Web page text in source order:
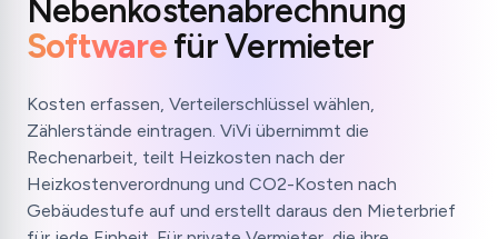
Nebenkostenabrechnung
Softwarefür Vermieter
Kosten erfassen, Verteilerschlüssel wählen,
Zählerstände eintragen. ViVi übernimmt die
Rechenarbeit, teilt Heizkosten nach der
Heizkostenverordnung und CO2-Kosten nach
Gebäudestufe auf und erstellt daraus den Mieterbrief